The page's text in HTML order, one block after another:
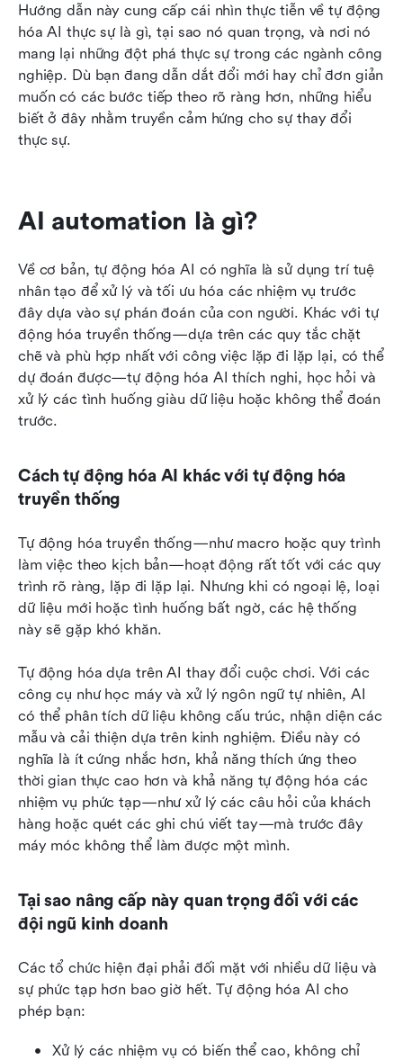
Hướng dẫn này cung cấp cái nhìn thực tiễn về tự động
hóa AI thực sự là gì, tại sao nó quan trọng, và nơi nó
mang lại những đột phá thực sự trong các ngành công
nghiệp. Dù bạn đang dẫn dắt đổi mới hay chỉ đơn giản
muốn có các bước tiếp theo rõ ràng hơn, những hiểu
biết ở đây nhằm truyền cảm hứng cho sự thay đổi
thực sự.
AI automation là gì?
Về cơ bản, tự động hóa AI có nghĩa là sử dụng trí tuệ
nhân tạo để xử lý và tối ưu hóa các nhiệm vụ trước
đây dựa vào sự phán đoán của con người. Khác với tự
động hóa truyền thống—dựa trên các quy tắc chặt
chẽ và phù hợp nhất với công việc lặp đi lặp lại, có thể
dự đoán được—tự động hóa AI thích nghi, học hỏi và
xử lý các tình huống giàu dữ liệu hoặc không thể đoán
trước.
Cách tự động hóa AI khác với tự động hóa
truyền thống
Tự động hóa truyền thống—như macro hoặc quy trình
làm việc theo kịch bản—hoạt động rất tốt với các quy
trình rõ ràng, lặp đi lặp lại. Nhưng khi có ngoại lệ, loại
dữ liệu mới hoặc tình huống bất ngờ, các hệ thống
này sẽ gặp khó khăn.
Tự động hóa dựa trên AI thay đổi cuộc chơi. Với các
công cụ như học máy và xử lý ngôn ngữ tự nhiên, AI
có thể phân tích dữ liệu không cấu trúc, nhận diện các
mẫu và cải thiện dựa trên kinh nghiệm. Điều này có
nghĩa là ít cứng nhắc hơn, khả năng thích ứng theo
thời gian thực cao hơn và khả năng tự động hóa các
nhiệm vụ phức tạp—như xử lý các câu hỏi của khách
hàng hoặc quét các ghi chú viết tay—mà trước đây
máy móc không thể làm được một mình.
Tại sao nâng cấp này quan trọng đối với các
đội ngũ kinh doanh
Các tổ chức hiện đại phải đối mặt với nhiều dữ liệu và
sự phức tạp hơn bao giờ hết. Tự động hóa AI cho
phép bạn:
Xử lý các nhiệm vụ có biến thể cao, không chỉ